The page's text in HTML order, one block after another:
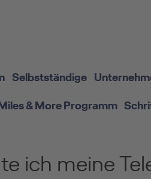
Selbstständige
& More Programm
ich meine